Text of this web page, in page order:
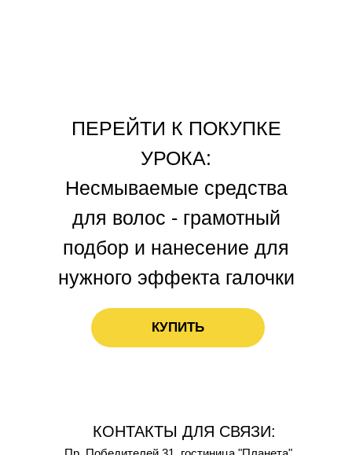
ПЕРЕЙТИ К ПОКУПКЕ
УРОКА:
Несмываемые средства
для волос - грамотный
подбор и нанесение для
нужного эффекта галочки
КУПИТЬ
КОНТАКТЫ ДЛЯ СВЯЗИ: